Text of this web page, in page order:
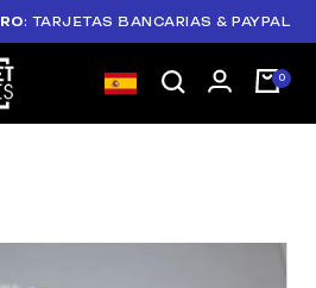
: TARJETAS BANCARIAS & PAYPAL